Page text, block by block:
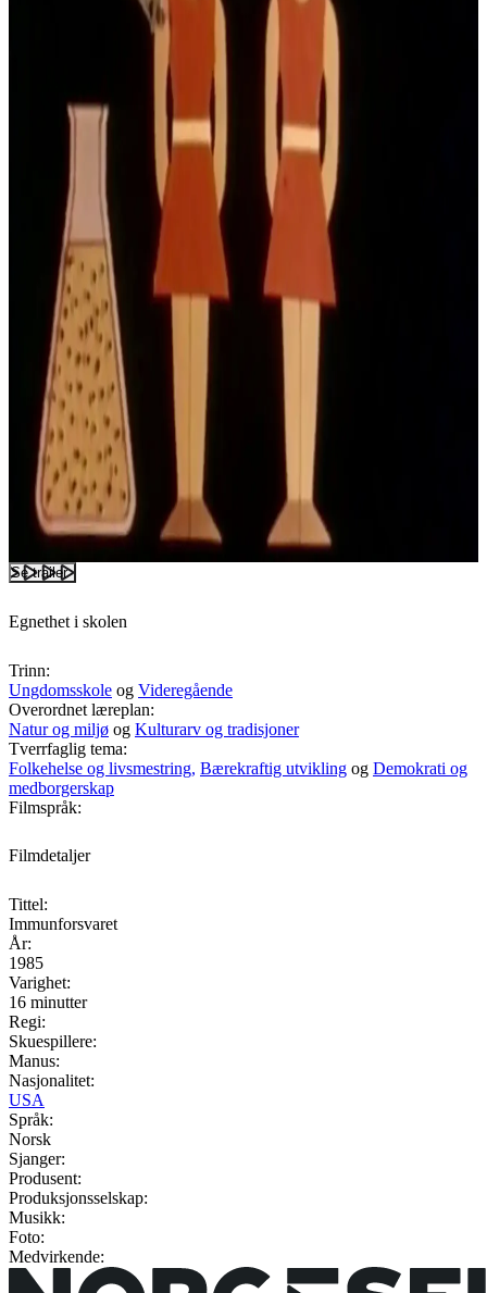
Se trailer
Egnethet i skolen
Trinn:
Ungdomsskole og Videregående
Overordnet læreplan:
Natur og miljø og Kulturarv og tradisjoner
Tverrfaglig tema:
Folkehelse og livsmestring, Bærekraftig utvikling og Demokrati og
medborgerskap
Filmspråk:
Filmdetaljer
Tittel:
Immunforsvaret
År:
1985
Varighet:
16 minutter
Regi:
Skuespillere:
Manus:
Nasjonalitet:
USA
Språk:
Norsk
Sjanger:
Produsent:
Produksjonsselskap:
Musikk:
Foto:
Medvirkende: